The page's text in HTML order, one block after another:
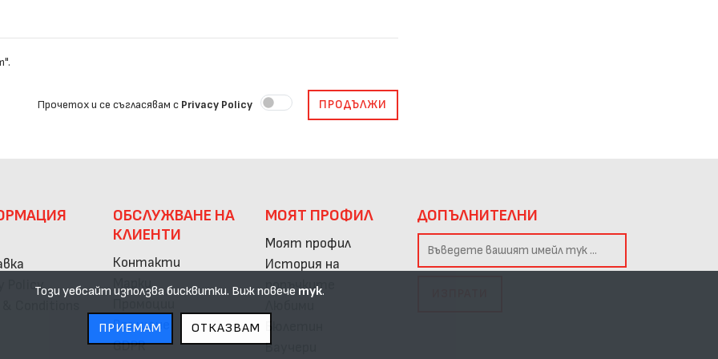
Прочетох и се съгласявам с Privacy Policy ПРОДЪЛЖИ
Policy
ОБСЛУЖВАНЕ НА
КЛИЕНТИ
Контакти
Връщане
GDPR
МОЯТ ПРОФИЛ
Моят профил
История на
поръчките
Ваучери
ДОПЪЛНИТЕЛНИ
Този уебсайт използва бисквитки. Виж повече тук.
ПРИЕМАМ ОТКАЗВАМ